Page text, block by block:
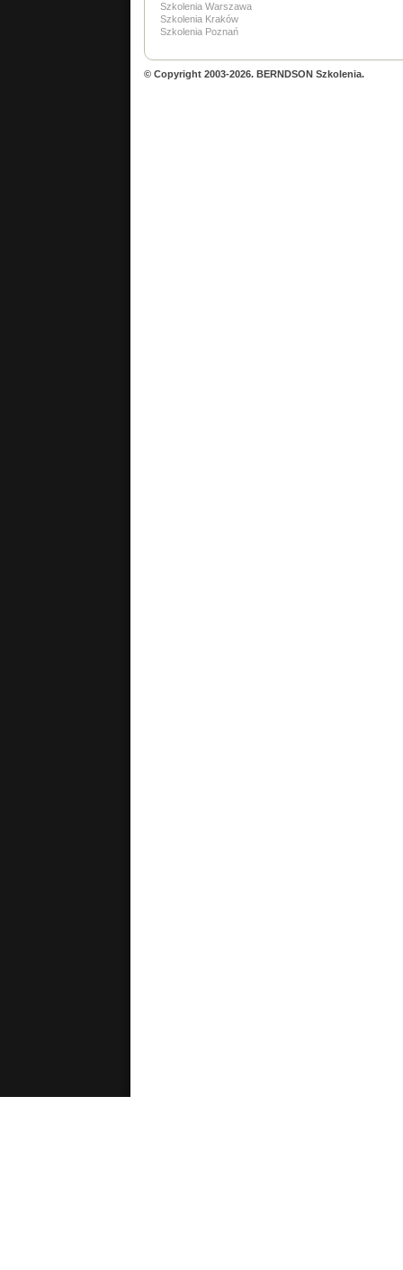
Szkolenia Warszawa
Szkolenia Kraków
Szkolenia Poznań
© Copyright 2003-2026. BERNDSON Szkolenia.